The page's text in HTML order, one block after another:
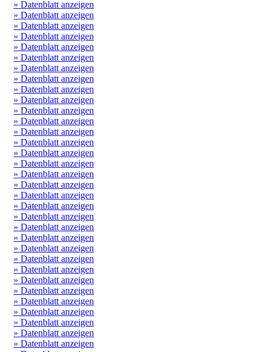
» Datenblatt anzeigen
» Datenblatt anzeigen
» Datenblatt anzeigen
» Datenblatt anzeigen
» Datenblatt anzeigen
» Datenblatt anzeigen
» Datenblatt anzeigen
» Datenblatt anzeigen
» Datenblatt anzeigen
» Datenblatt anzeigen
» Datenblatt anzeigen
» Datenblatt anzeigen
» Datenblatt anzeigen
» Datenblatt anzeigen
» Datenblatt anzeigen
» Datenblatt anzeigen
» Datenblatt anzeigen
» Datenblatt anzeigen
» Datenblatt anzeigen
» Datenblatt anzeigen
» Datenblatt anzeigen
» Datenblatt anzeigen
» Datenblatt anzeigen
» Datenblatt anzeigen
» Datenblatt anzeigen
» Datenblatt anzeigen
» Datenblatt anzeigen
» Datenblatt anzeigen
» Datenblatt anzeigen
» Datenblatt anzeigen
» Datenblatt anzeigen
» Datenblatt anzeigen
» Datenblatt anzeigen